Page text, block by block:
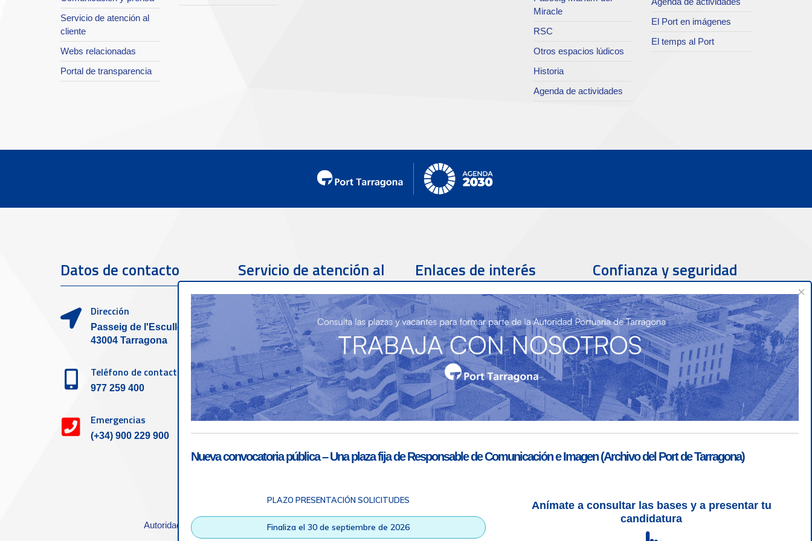
Servicio de atención al
cliente
Webs relacionadas
Portal de transparencia
Miracle
RSC
Otros espacios lúdicos
Historia
Agenda de actividades
El Port en imágenes
El temps al Port
Datos de contacto
Dirección
Passeig de l'Escullera s/n,
43004 Tarragona
Teléfono de contacto
977 259 400
Emergencias
(+34) 900 229 900
Servicio de atención al
cliente
Teléfono de contacto
977 259 462
Email de contacto
sac@porttarragona.cat
Información SAC
Enlaces de interés
Partners
Confianza y seguridad
Accesibilidad| Nota legal| Info RGPD| Información de grabación telefónica |SGSI|Login
Autoridad Portuaria de Tarragona © Todos los derechos reservados | Diseño Web Responsive | HTML 5 | CSS 3 | WCAG 2 y WW3C
×
Nueva convocatoria pública – Una plaza fija de Responsable de Comunicación e Imagen (Archivo del Port de Tarragona)
PLAZO PRESENTACIÓN SOLICITUDES
Finaliza el 30 de septiembre de 2026
Anímate a consultar las bases y a presentar tu
candidatura